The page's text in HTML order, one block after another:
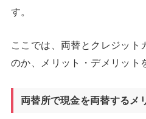
す。
ここでは、両替とクレジット
のか、メリット・デメリット
両替所で現金を両替するメ